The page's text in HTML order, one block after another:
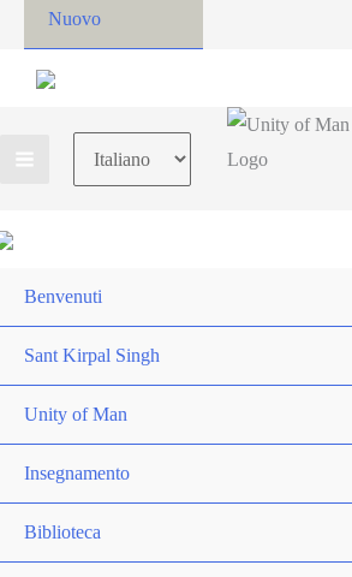
Nuovo
Choose
a
Benvenuti
Sant Kirpal Singh
Unity of Man
Insegnamento
Biblioteca